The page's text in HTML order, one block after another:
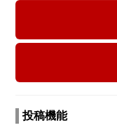
投稿機能